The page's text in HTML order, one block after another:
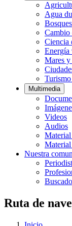
Agua
Cambio
Ciencia
Energía
Mares y
Multimedia
Videos
Audios
Nuestra
Ruta de